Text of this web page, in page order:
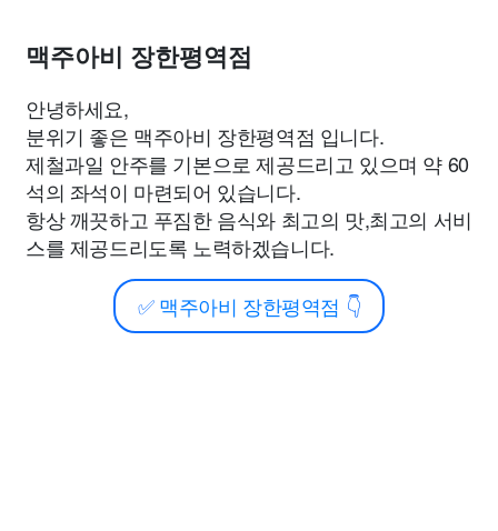
맥주아비 장한평역점
안녕하세요,
분위기 좋은 맥주아비 장한평역점 입니다.
제철과일 안주를 기본으로 제공드리고 있으며 약 60
석의 좌석이 마련되어 있습니다.
항상 깨끗하고 푸짐한 음식와 최고의 맛,최고의 서비
스를 제공드리도록 노력하겠습니다.
✅맥주아비 장한평역점 👇